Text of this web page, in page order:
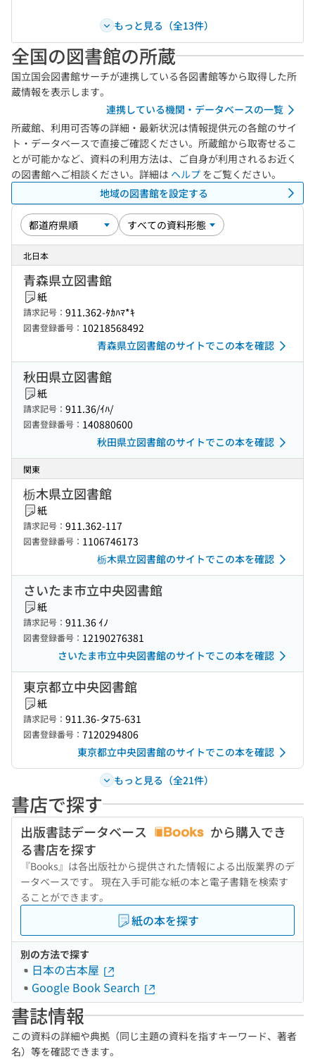
もっと見る（全13件）
全国の図書館の所蔵
国立国会図書館サーチが連携している各図書館等から取得した所
蔵情報を表示します。
連携している機関・データベースの一覧
所蔵館、利用可否等の詳細・最新状況は情報提供元の各館のサイ
ト・データベースで直接ご確認ください。所蔵館から取寄せるこ
とが可能かなど、資料の利用方法は、ご自身が利用されるお近く
の図書館へご相談ください。詳細は ヘルプ をご覧ください。
地域の図書館を設定する
北日本
青森県立図書館
紙
請求記号： 911.362-ﾀｶﾊﾏ*ｷ
図書登録番号： 10218568492
青森県立図書館のサイトでこの本を確認
秋田県立図書館
紙
請求記号： 911.36/ｲﾊ/
図書登録番号： 140880600
秋田県立図書館のサイトでこの本を確認
関東
栃木県立図書館
紙
請求記号： 911.362-117
図書登録番号： 1106746173
栃木県立図書館のサイトでこの本を確認
さいたま市立中央図書館
紙
請求記号： 911.36 ｲﾉ
図書登録番号： 12190276381
さいたま市立中央図書館のサイトでこの本を確認
東京都立中央図書館
紙
請求記号： 911.36-タ75-631
図書登録番号： 7120294806
東京都立中央図書館のサイトでこの本を確認
もっと見る（全21件）
書店で探す
出版書誌データベース
から購入でき
る書店を探す
『Books』は各出版社から提供された情報による出版業界のデ
ータベースです。 現在入手可能な紙の本と電子書籍を検索す
ることができます。
紙の本を探す
別の方法で探す
日本の古本屋
Google Book Search
書誌情報
この資料の詳細や典拠（同じ主題の資料を指すキーワード、著者
名）等を確認できます。